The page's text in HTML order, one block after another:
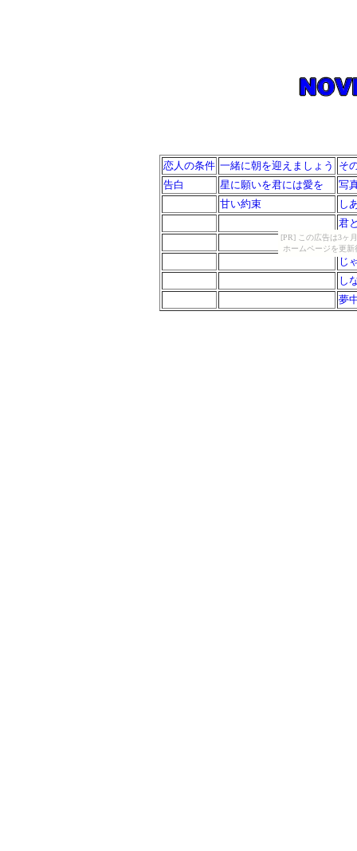
[PR] この広告は3ヶ
ホームページを更
恋人の条件 一緒に朝を迎えましょう
そ
告白
星に願いを君には愛を
写
甘い約束
し
君
ア
じ
し
夢